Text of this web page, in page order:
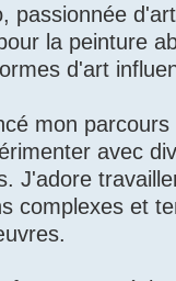
passionnée
la peinture
d'art
mon
avec
J'adore
complexes et